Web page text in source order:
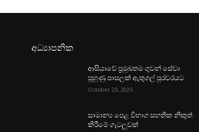
අධ්‍යාපනික
ආසියාවේ ප්‍රමුඛතම ගුවන් සේවා
පුහුණු පාසලක් ඇතුගල් පුරවරයට
October 23, 2025
සාමාන්‍ය පෙළ විභාග සහතික නිකුත්
කිරීමේ ගැටලුවක්